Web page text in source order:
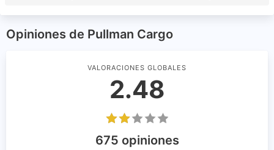
Opiniones de Pullman Cargo
VALORACIONES GLOBALES
2.48
675 opiniones